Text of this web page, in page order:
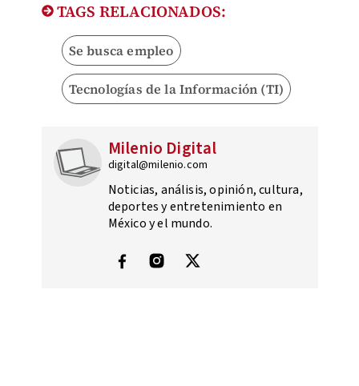
TAGS RELACIONADOS:
Se busca empleo
Tecnologías de la Información (TI)
Milenio Digital
digital@milenio.com
Noticias, análisis, opinión, cultura,
deportes y entretenimiento en
México y el mundo.